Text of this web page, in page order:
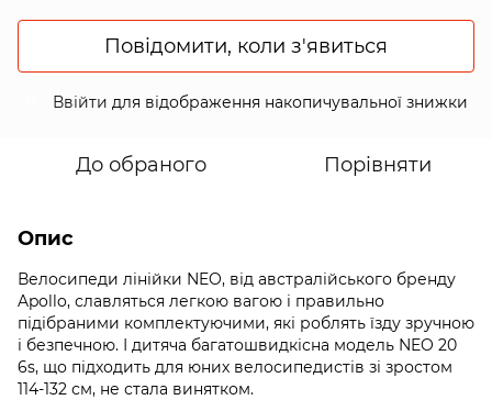
Повідомити, коли з'явиться
Ввійти для відображення накопичувальної знижки
До обраного Порівняти
Опис
Велосипеди лінійки NEO, від австралійського бренду
Apollo, славляться легкою вагою і правильно
підібраними комплектуючими, які роблять їзду зручною
і безпечною. І дитяча багатошвидкісна модель NEO 20
6s, що підходить для юних велосипедистів зі зростом
114-132 см, не стала винятком.